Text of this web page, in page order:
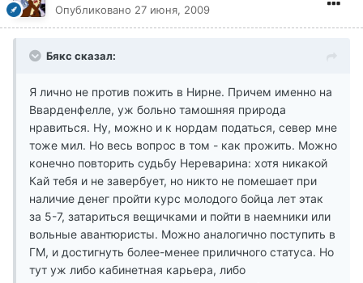
Опубликовано 27 июня, 2009
Бякс сказал:
Я лично не против пожить в Нирне. Причем именно на
Вварденфелле, уж больно тамошняя природа
нравиться. Ну, можно и к нордам податься, север мне
тоже мил. Но весь вопрос в том - как прожить. Можно
конечно повторить судьбу Нереварина: хотя никакой
Кай тебя и не завербует, но никто не помешает при
наличие денег пройти курс молодого бойца лет этак
за 5-7, затариться вещичками и пойти в наемники или
вольные авантюристы. Можно аналогично поступить в
ГМ, и достигнуть более-менее приличного статуса. Но
тут уж либо кабинетная карьера, либо